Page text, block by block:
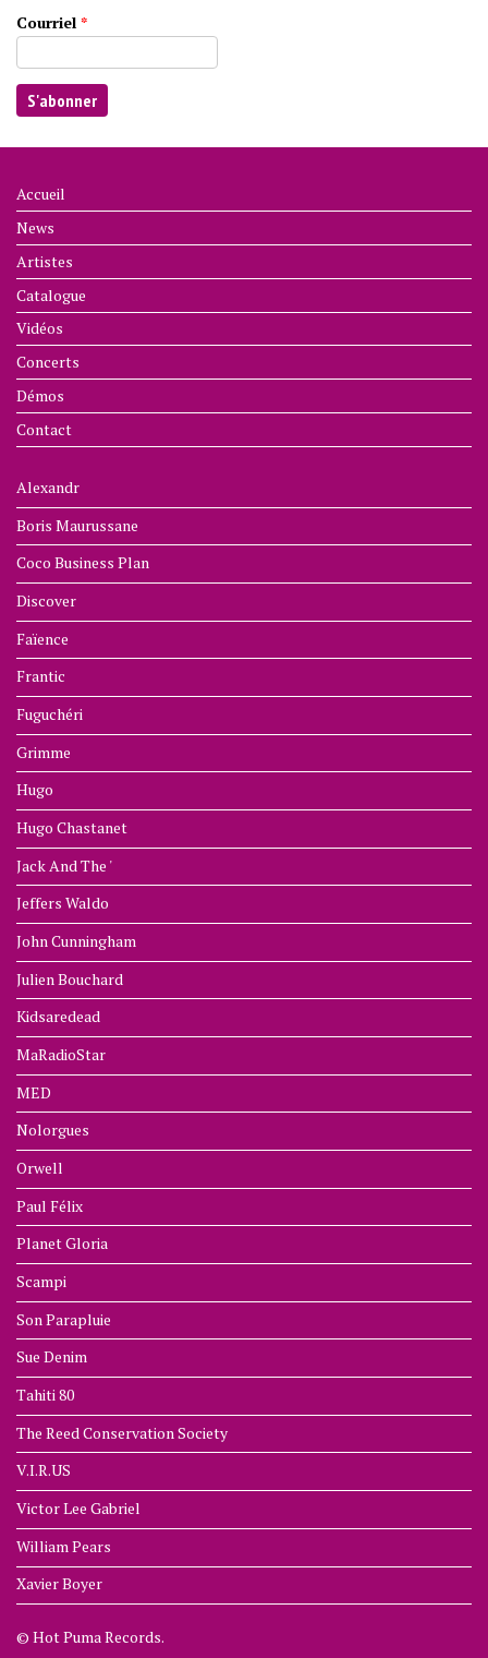
Courriel *
Accueil
News
Artistes
Catalogue
Vidéos
Concerts
Démos
Contact
Alexandr
Boris Maurussane
Coco Business Plan
Discover
Faïence
Frantic
Fuguchéri
Grimme
Hugo
Hugo Chastanet
Jack And The '
Jeffers Waldo
John Cunningham
Julien Bouchard
Kidsaredead
MaRadioStar
MED
Nolorgues
Orwell
Paul Félix
Planet Gloria
Scampi
Son Parapluie
Sue Denim
Tahiti 80
The Reed Conservation Society
V.I.R.US
Victor Lee Gabriel
William Pears
Xavier Boyer
© Hot Puma Records.